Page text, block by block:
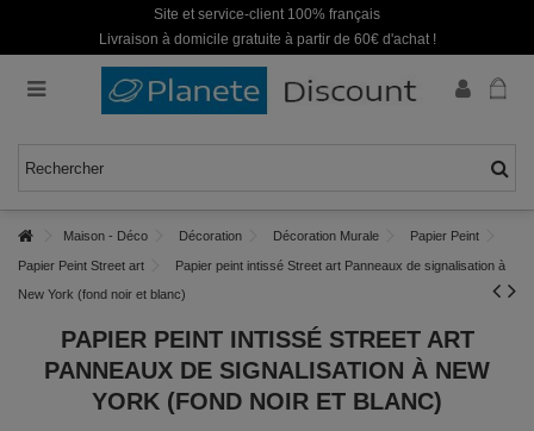
Site et service-client 100% français
Livraison à domicile gratuite à partir de 60€ d'achat !
Maison - Déco Décoration Décoration Murale Papier Peint
Papier Peint Street art
Papier peint intissé Street art Panneaux de signalisation à
New York (fond noir et blanc)
PAPIER PEINT INTISSÉ STREET ART
PANNEAUX DE SIGNALISATION À NEW
YORK (FOND NOIR ET BLANC)